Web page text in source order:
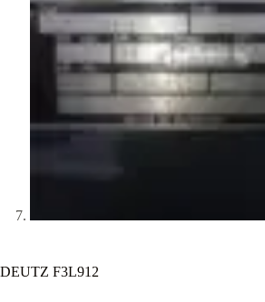
DEUTZ F3L912